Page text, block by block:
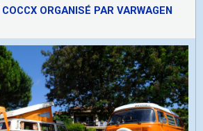
ORGANISÉ PAR VARWAGEN